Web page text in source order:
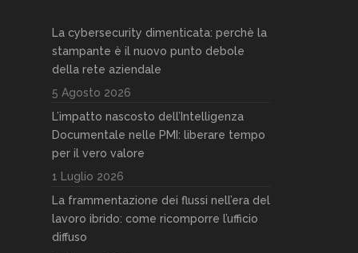
La cybersecurity dimenticata: perchè la
stampante è il nuovo punto debole
della rete aziendale
5 Agosto 2026
L’impatto nascosto dell’Intelligenza
Documentale nelle PMI: liberare tempo
per il vero valore
1 Luglio 2026
La frammentazione dei flussi nell’era del
lavoro ibrido: come ricomporre l’ufficio
diffuso